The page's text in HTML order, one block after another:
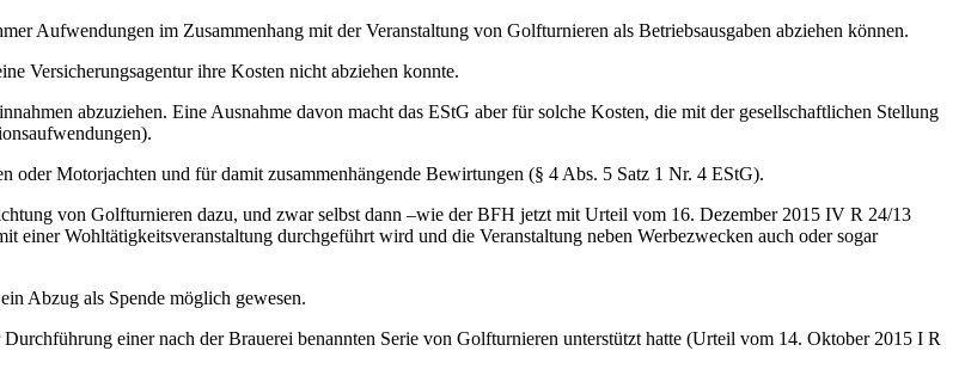
Aufwendungen im Zusammenhang mit der Veranstaltung von Golfturnieren als Betriebsausgaben abziehen können.
Versicherungsagentur ihre Kosten nicht abziehen konnte.
abzuziehen. Eine Ausnahme davon macht das EStG aber für solche Kosten, die mit der gesellschaftlichen Stellung
Motorjachten und für damit zusammenhängende Bewirtungen (§ 4 Abs. 5 Satz 1 Nr. 4 EStG).
von Golfturnieren dazu, und zwar selbst dann –wie der BFH jetzt mit Urteil vom 16. Dezember 2015 IV R 24/13
einer Wohltätigkeitsveranstaltung durchgeführt wird und die Veranstaltung neben Werbezwecken auch oder sogar
Abzug als Spende möglich gewesen.
einer nach der Brauerei benannten Serie von Golfturnieren unterstützt hatte (Urteil vom 14. Oktober 2015 I R